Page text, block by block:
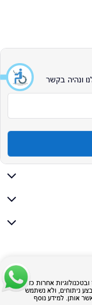
ונהיה בקשר
אחרות כדי
ניתוחים, ולא נשתמש
אותן. למידע נוסף